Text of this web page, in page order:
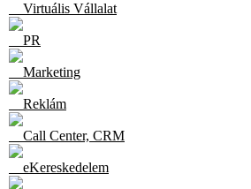
Virtuális Vállalat
PR
Marketing
Reklám
Call Center, CRM
eKereskedelem